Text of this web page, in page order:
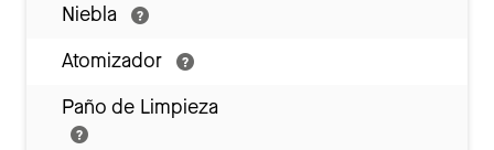
Niebla
Atomizador
Paño de Limpieza